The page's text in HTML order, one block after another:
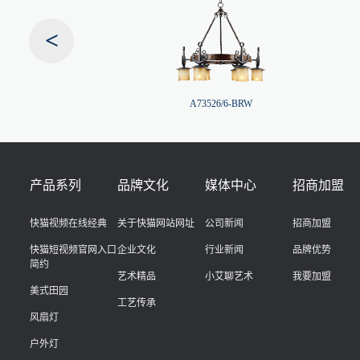
A73526/6-BRW
<
产品系列
快猫视频在线经典
快猫短视频官网入口
简约
美式田园
风扇灯
户外灯
品牌文化
关于快猫网站网址
企业文化
艺术精品
工艺传承
媒体中心
公司新闻
行业新闻
小艾聊艺术
招商加盟
招商加盟
品牌优势
我要加盟